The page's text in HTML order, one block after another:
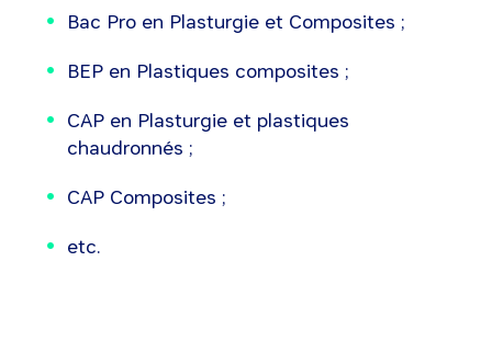
Bac Pro en Plasturgie et Composites ;
BEP en Plastiques composites ;
CAP en Plasturgie et plastiques
chaudronnés ;
CAP Composites ;
etc.